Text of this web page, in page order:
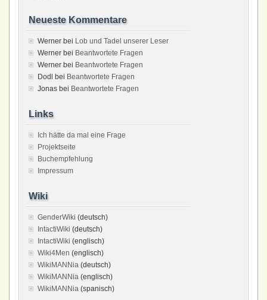
Neueste Kommentare
Werner bei Lob und Tadel unserer Leser
Werner bei Beantwortete Fragen
Werner bei Beantwortete Fragen
Dodl
bei Beantwortete Fragen
Jonas bei Beantwortete Fragen
Links
Ich hätte da mal eine Frage
Projektseite
Buchempfehlung
Impressum
Wiki
GenderWiki (deutsch)
IntactiWiki (deutsch)
IntactiWiki (englisch)
Wiki4Men (englisch)
WikiMANNia (deutsch)
WikiMANNia (englisch)
WikiMANNia (spanisch)